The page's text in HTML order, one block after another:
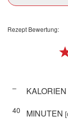
Rezept Bewertung:
– KALORIEN
40
MINUTEN